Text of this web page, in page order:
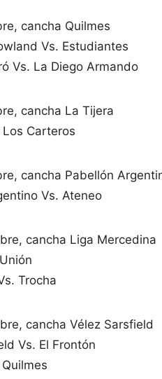
cancha Quilmes
Vs. Estudiantes
Vs. La Diego Armando
cancha La Tijera
Carteros
cancha Pabellón
Vs. Ateneo
cancha Liga Mercedina
Trocha
cancha Vélez Sarsfield
Vs. El Frontón